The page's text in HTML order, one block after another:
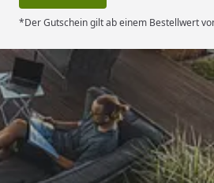
*Der Gutschein gilt ab einem Bestellwert
Trusted
4,83/ 5